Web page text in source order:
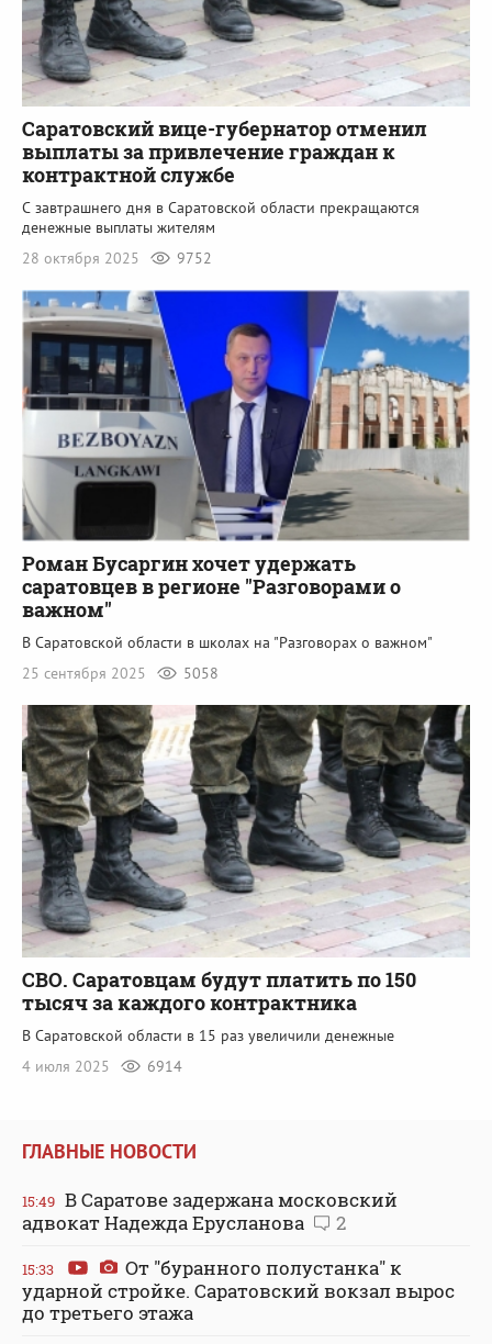
Саратовский вице-губернатор отменил
выплаты за привлечение граждан к
контрактной службе
С завтрашнего дня в Саратовской области прекращаются
денежные выплаты жителям
28 октября 2025
9752
Роман Бусаргин хочет удержать
саратовцев в регионе "Разговорами о
важном"
В Саратовской области в школах на "Разговорах о важном"
25 сентября 2025
5058
СВО. Саратовцам будут платить по 150
тысяч за каждого контрактника
В Саратовской области в 15 раз увеличили денежные
4 июля 2025
6914
ГЛАВНЫЕ НОВОСТИ
15:49 В Саратове задержана московский
адвокат Надежда Ерусланова
2
15:33
От "буранного полустанка" к
ударной стройке. Саратовский вокзал вырос
до третьего этажа